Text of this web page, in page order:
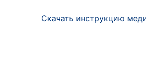
Скачать инструкцию